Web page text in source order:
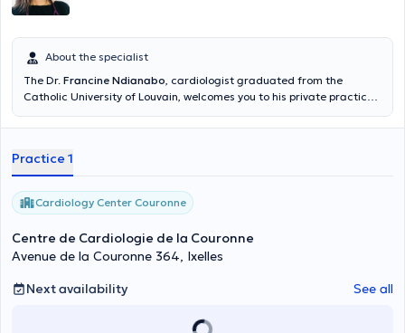
About the specialist
The Dr. Francine Ndianabo, cardiologist graduated from the
Catholic University of Louvain, welcomes you to his private practice
makes cardiology consultations for adults and children over 7 years,
interventional cardiological point, namely: electrocardiogram,
echocardiogram, stress test, pacemaker and defibrillator
monitoring, holter Holter rhythm and blood pressure. Content
translated by google translate
Practice 1
Cardiology Center Couronne
Centre de Cardiologie de la Couronne
Avenue de la Couronne 364, Ixelles
Next availability
See all